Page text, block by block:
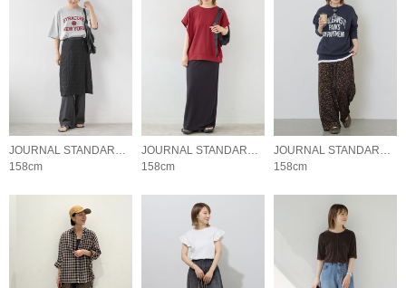
JOURNAL STANDARD relume LADYS
158cm
JOURNAL STANDARD relume LADYS
158cm
JOURNAL STANDARD relume LADYS
158cm